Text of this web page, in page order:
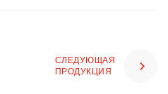
СЛЕДУЮЩАЯ
ПРОДУКЦИЯ